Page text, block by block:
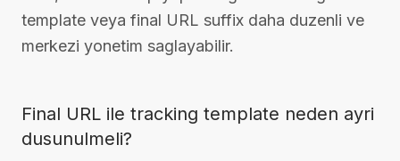
template veya final URL suffix daha duzenli ve
merkezi yonetim saglayabilir.
Final URL ile tracking template neden ayri
dusunulmeli?